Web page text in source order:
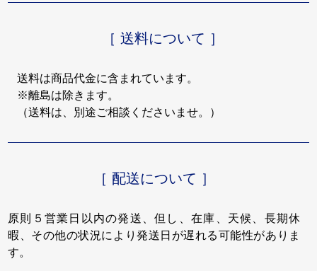
［ 送料について ］
送料は商品代金に含まれています。
※離島は除きます。
（送料は、別途ご相談くださいませ。）
［ 配送について ］
原則５営業日以内の発送、但し、在庫、天候、長期休
暇、その他の状況により発送日が遅れる可能性がありま
す。